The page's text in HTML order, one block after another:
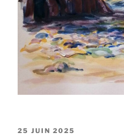
PUBLIÉ
25 JUIN 2025